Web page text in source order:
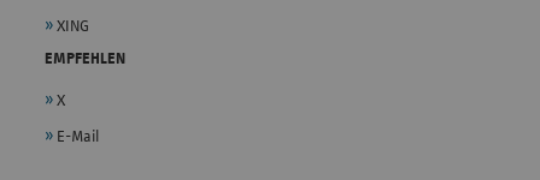
XING
EMPFEHLEN
X
E-Mail